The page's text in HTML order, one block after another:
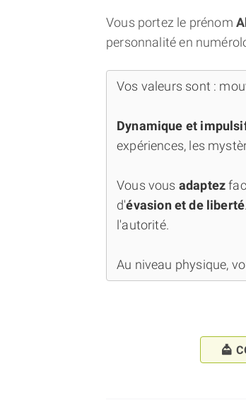
Vous portez le prénom
personnalité en
Vos valeurs sont :
Dynamique et
expériences, les
Vous vous adaptez
d'évasion et de liberté
l'autorité.
Au niveau physique,